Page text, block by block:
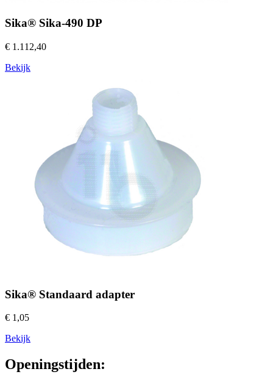
Sika® Sika-490 DP
€ 1.112,40
Bekijk
Sika® Standaard adapter
€ 1,05
Bekijk
Openingstijden: